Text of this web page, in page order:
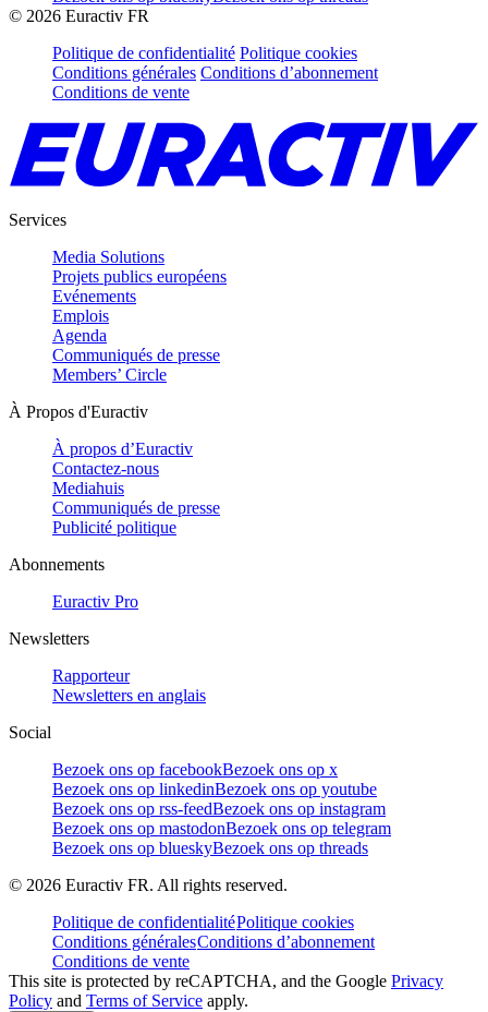
© 2026 Euractiv FR
Politique de confidentialité Politique cookies
Conditions générales Conditions d’abonnement
Conditions de vente
Services
Media Solutions
Projets publics européens
Evénements
Emplois
Agenda
Communiqués de presse
Members’ Circle
À Propos d'Euractiv
À propos d’Euractiv
Contactez-nous
Mediahuis
Communiqués de presse
Publicité politique
Abonnements
Euractiv Pro
Newsletters
Rapporteur
Newsletters en anglais
Social
Bezoek ons op facebookBezoek ons op x
Bezoek ons op linkedinBezoek ons op youtube
Bezoek ons op rss-feedBezoek ons op instagram
Bezoek ons op mastodonBezoek ons op telegram
Bezoek ons op blueskyBezoek ons op threads
© 2026 Euractiv FR. All rights reserved.
Politique de confidentialitéPolitique cookies
Conditions généralesConditions d’abonnement
Conditions de vente
This site is protected by reCAPTCHA, and the Google Privacy
Policy and Terms of Service apply.